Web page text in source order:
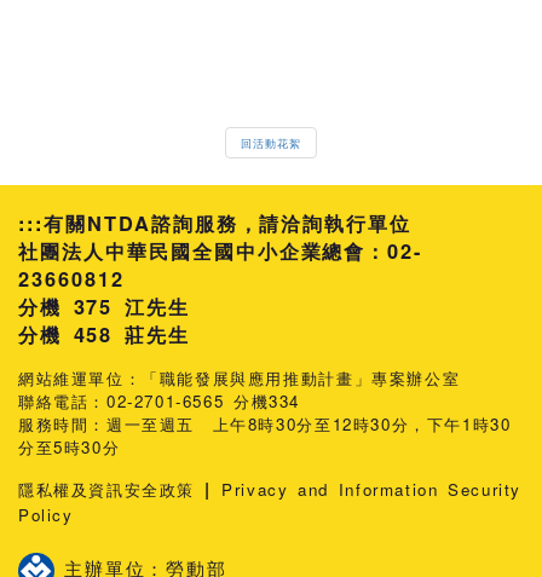
回活動花絮
:::有關NTDA諮詢服務，請洽詢執行單位
社團法人中華民國全國中小企業總會：02-
23660812
分機 375 江先生
458 莊先生
網站維運單位：「職能發展與應用推動計畫」專案辦公室
聯絡電話：02-2701-6565 分機334
服務時間：週一至週五 上午8時30分至12時30分，下午1時30
分至5時30分
隱私權及資訊安全政策 |
Privacy and Information Security
Policy
主辦單位：勞動部